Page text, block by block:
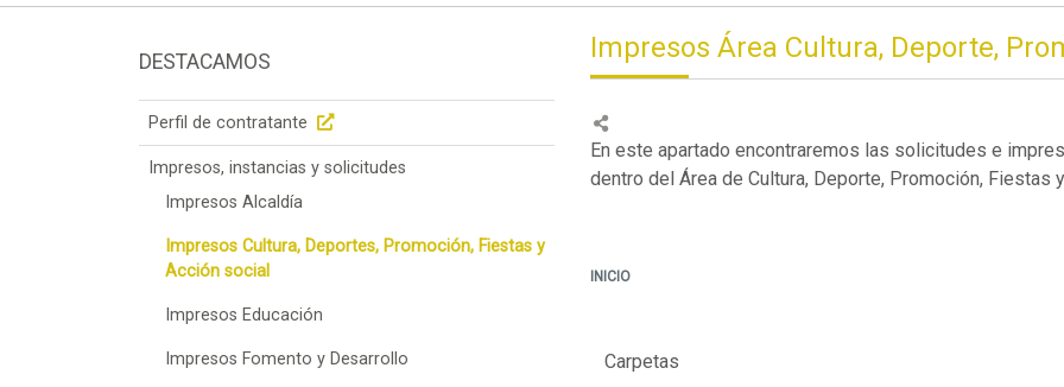
DESTACAMOS
Perfil de contratante
Impresos, instancias y solicitudes
Impresos Alcaldía
Impresos Cultura, Deportes, Promoción, Fiestas y
Acción social
Impresos Educación
Impresos Fomento y Desarrollo
Impresos Área Cultura, Deporte,
En este apartado encontraremos las solicitudes e
dentro del Área de Cultura, Deporte, Promoción, Fiestas
INICIO
Carpetas